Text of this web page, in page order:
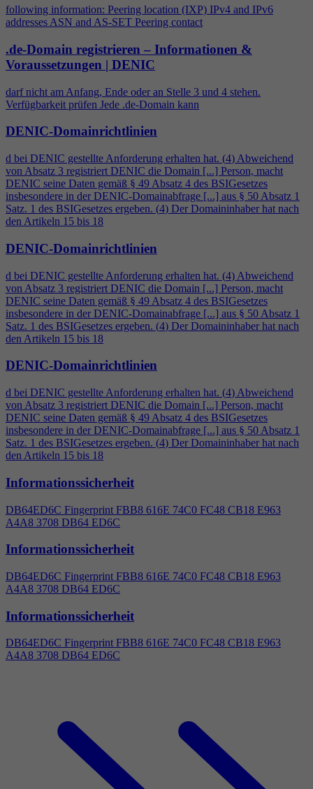
following information: Peering location (IXP) IPv4 and IPv6
addresses ASN and AS-SET Peering contact
.de-Domain registrieren – Informationen &
Voraussetzungen | DENIC
darf nicht am Anfang, Ende oder an Stelle 3 und 4 stehen.
Verfügbarkeit prüfen Jede .de-Domain kann
DENIC-Domainrichtlinien
d bei DENIC gestellte Anforderung erhalten hat. (4) Abweichend
von Absatz 3 registriert DENIC die Domain [...] Person, macht
DENIC seine Daten gemäß § 49 Absatz 4 des BSIGesetzes
insbesondere in der DENIC-Domainabfrage [...] aus § 50 Absatz 1
Satz. 1 des BSIGesetzes ergeben. (4) Der Domaininhaber hat nach
den Artikeln 15 bis 18
DENIC-Domainrichtlinien
d bei DENIC gestellte Anforderung erhalten hat. (4) Abweichend
von Absatz 3 registriert DENIC die Domain [...] Person, macht
DENIC seine Daten gemäß § 49 Absatz 4 des BSIGesetzes
insbesondere in der DENIC-Domainabfrage [...] aus § 50 Absatz 1
Satz. 1 des BSIGesetzes ergeben. (4) Der Domaininhaber hat nach
den Artikeln 15 bis 18
DENIC-Domainrichtlinien
d bei DENIC gestellte Anforderung erhalten hat. (4) Abweichend
von Absatz 3 registriert DENIC die Domain [...] Person, macht
DENIC seine Daten gemäß § 49 Absatz 4 des BSIGesetzes
insbesondere in der DENIC-Domainabfrage [...] aus § 50 Absatz 1
Satz. 1 des BSIGesetzes ergeben. (4) Der Domaininhaber hat nach
den Artikeln 15 bis 18
Informationssicherheit
DB64ED6C Fingerprint FBB8 616E 74C0 FC48 CB18 E963
A4A8 3708 DB64 ED6C
Informationssicherheit
DB64ED6C Fingerprint FBB8 616E 74C0 FC48 CB18 E963
A4A8 3708 DB64 ED6C
Informationssicherheit
DB64ED6C Fingerprint FBB8 616E 74C0 FC48 CB18 E963
A4A8 3708 DB64 ED6C